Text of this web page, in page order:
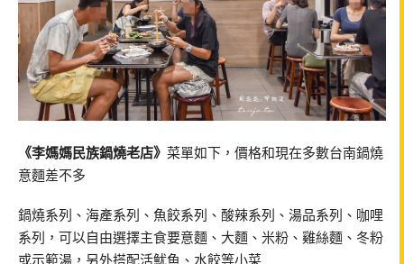
《李媽媽民族鍋燒老店》 菜單如下，價格和現在多數台南鍋燒
意麵差不多
鍋燒系列、海產系列、魚餃系列、酸辣系列、湯品系列、咖哩
系列，可以自由選擇主食要意麵、大麵、米粉、雞絲麵、冬粉
或示範湯，另外搭配活魷魚、水餃等小菜